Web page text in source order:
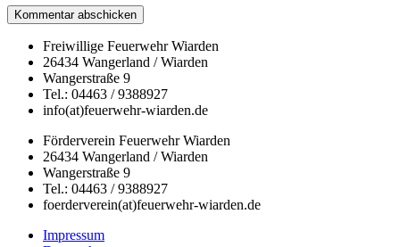
Freiwillige Feuerwehr Wiarden
26434 Wangerland / Wiarden
Wangerstraße 9
Tel.: 04463 / 9388927
info(at)feuerwehr-wiarden.de
Förderverein Feuerwehr Wiarden
26434 Wangerland / Wiarden
Wangerstraße 9
Tel.: 04463 / 9388927
foerderverein(at)feuerwehr-wiarden.de
Impressum